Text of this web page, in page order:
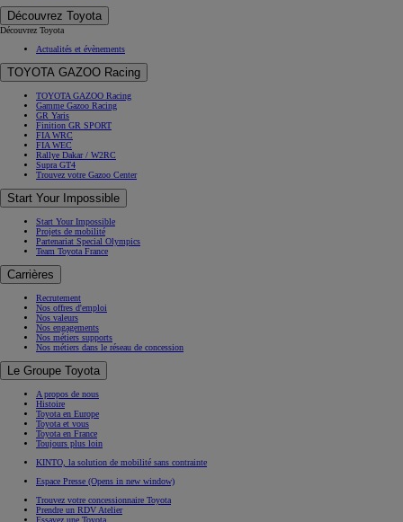
Découvrez Toyota
Découvrez Toyota
Actualités et évènements
TOYOTA GAZOO Racing
TOYOTA GAZOO Racing
Gamme Gazoo Racing
GR Yaris
Finition GR SPORT
FIA WRC
FIA WEC
Rallye Dakar / W2RC
Supra GT4
Trouvez votre Gazoo Center
Start Your Impossible
Start Your Impossible
Projets de mobilité
Partenariat Special Olympics
Team Toyota France
Carrières
Recrutement
Nos offres d'emploi
Nos valeurs
Nos engagements
Nos métiers supports
Nos métiers dans le réseau de concession
Le Groupe Toyota
A propos de nous
Histoire
Toyota en Europe
Toyota et vous
Toyota en France
Toujours plus loin
KINTO, la solution de mobilité sans contrainte
Espace Presse (Opens in new window)
Trouvez votre concessionnaire Toyota
Prendre un RDV Atelier
Essayez une Toyota